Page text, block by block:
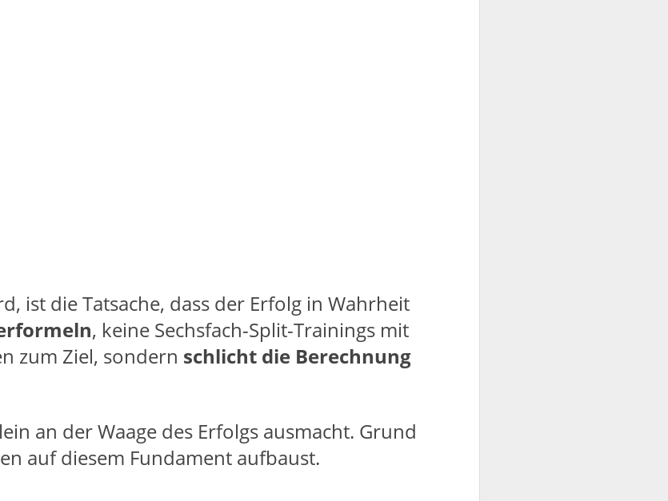
ist die Tatsache, dass der Erfolg in Wahrheit
, keine Sechsfach-Split-Trainings mit
zum Ziel, sondern schlicht die Berechnung
an der Waage des Erfolgs ausmacht. Grund
auf diesem Fundament aufbaust.